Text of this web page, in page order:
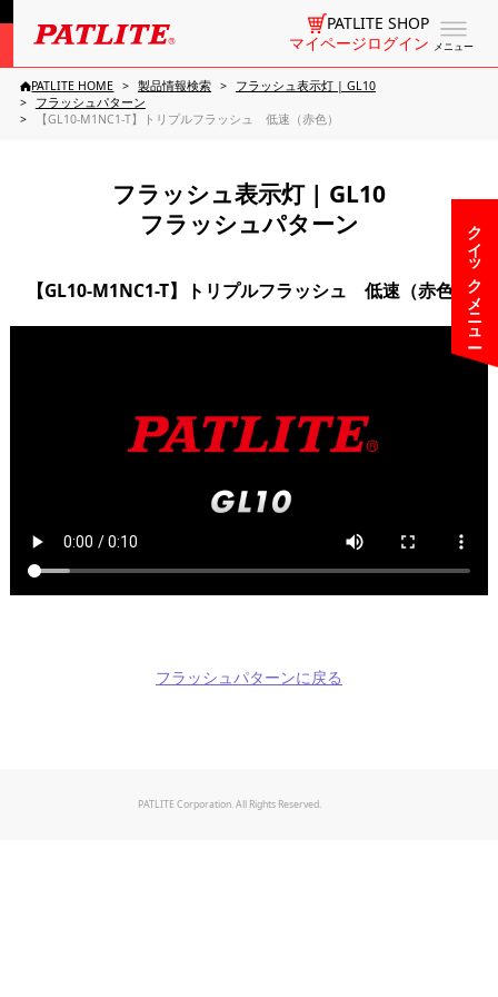
メニュー
PATLITE SHOP
マイページログイン
クイックメニュー
PATLITE HOME 製品情報検索
フラッシュ表示灯 | GL10
フラッシュパターン
【GL10-M1NC1-T】トリプルフラッシュ 低速（赤色）
フラッシュ表示灯 | GL10
フラッシュパターン
【GL10-M1NC1-T】トリプルフラッシュ 低速（赤色）
フラッシュパターンに戻る
PATLITE Corporation. All Rights Reserved.